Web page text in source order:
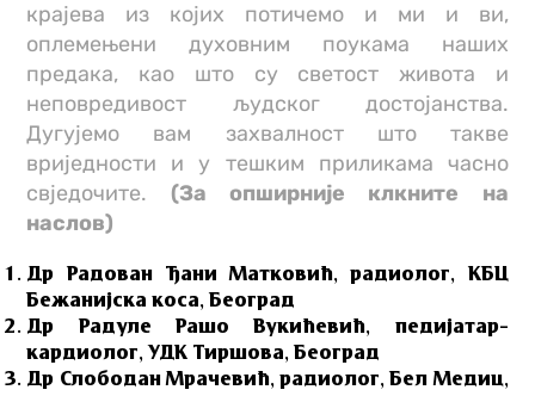
крајева из којих потичемо и ми и ви,
оплемењени духовним поукама наших
предака, као што су светост живота и
неповредивост људског достојанства.
Дугујемо вам захвалност што такве
вриједности и у тешким приликама часно
свједочите. (За опширније клкните на
наслов)
Др Радован Ђани Матковић, радиолог, КБЦ
Бежанијска коса, Београд
Др Радуле Рашо Вукићевић, педијатар–
кардиолог, УДК Тиршова, Београд
Др Слободан Мрачевић, радиолог, Бел Медиц,